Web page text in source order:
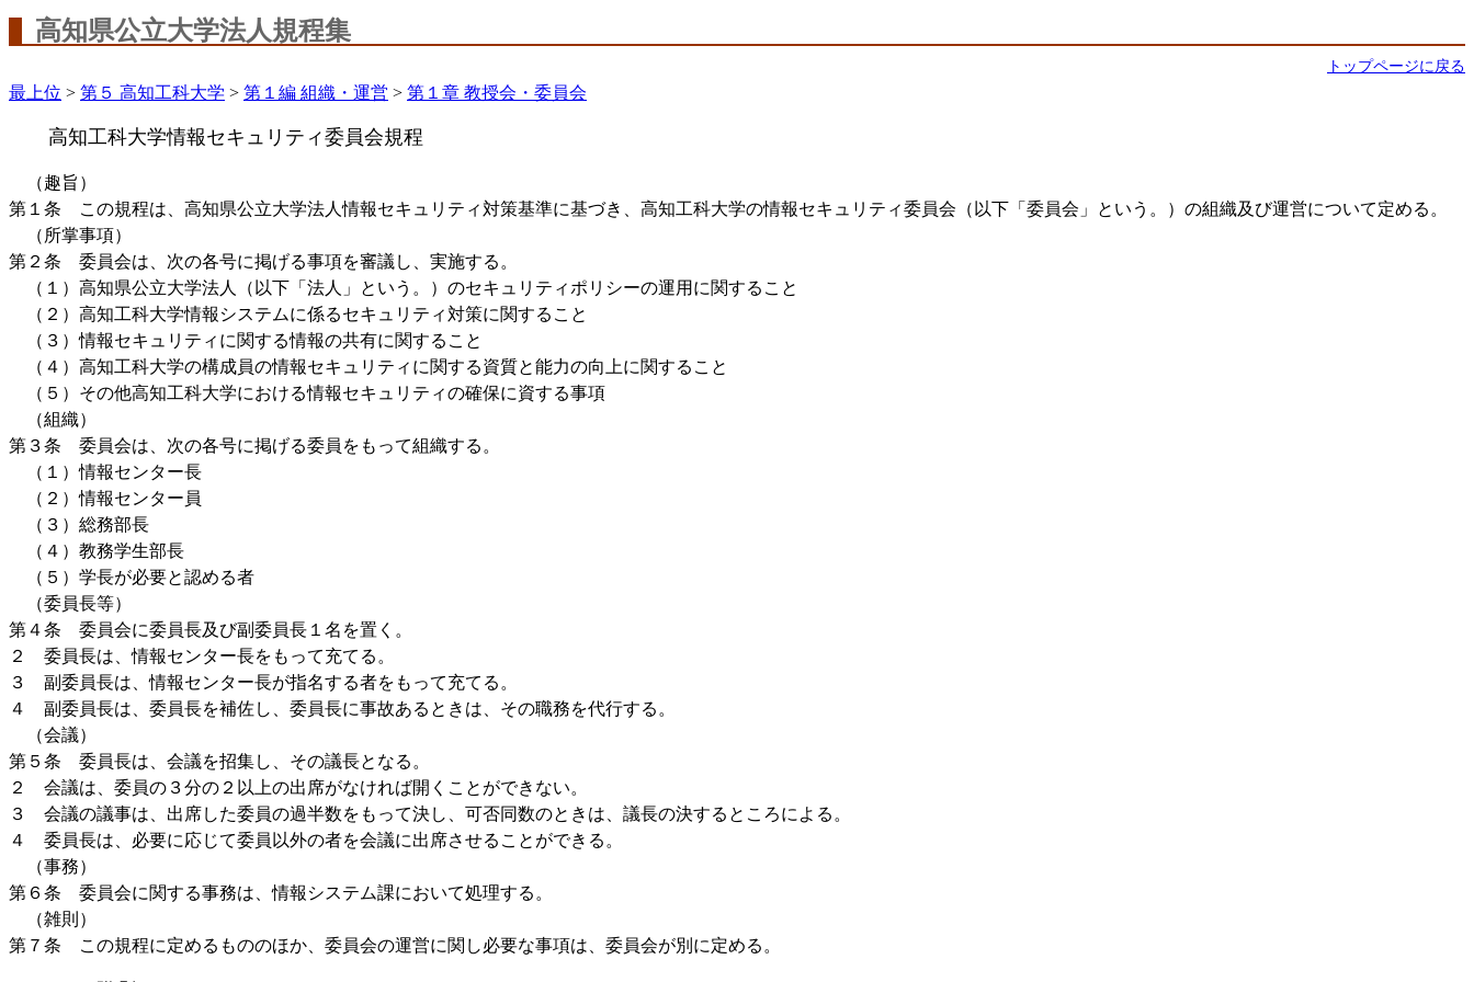
高知県公立大学法人規程集
トップページに戻る
最上位 > 第５ 高知工科大学 > 第１編 組織・運営 > 第１章 教授会・委員会
高知工科大学情報セキュリティ委員会規程
（趣旨）
第１条 この規程は、高知県公立大学法人情報セキュリティ対策基準に基づき、高知工科大学の情報セキュリティ委員会（以下「委員会」という。）の組織及び運営について定める。
（所掌事項）
第２条 委員会は、次の各号に掲げる事項を審議し、実施する。
（１）高知県公立大学法人（以下「法人」という。）のセキュリティポリシーの運用に関すること
（２）高知工科大学情報システムに係るセキュリティ対策に関すること
（３）情報セキュリティに関する情報の共有に関すること
（４）高知工科大学の構成員の情報セキュリティに関する資質と能力の向上に関すること
（５）その他高知工科大学における情報セキュリティの確保に資する事項
（組織）
第３条 委員会は、次の各号に掲げる委員をもって組織する。
（１）情報センター長
（２）情報センター員
（３）総務部長
（４）教務学生部長
（５）学長が必要と認める者
（委員長等）
第４条 委員会に委員長及び副委員長１名を置く。
２ 委員長は、情報センター長をもって充てる。
３ 副委員長は、情報センター長が指名する者をもって充てる。
４ 副委員長は、委員長を補佐し、委員長に事故あるときは、その職務を代行する。
（会議）
第５条 委員長は、会議を招集し、その議長となる。
２ 会議は、委員の３分の２以上の出席がなければ開くことができない。
３ 会議の議事は、出席した委員の過半数をもって決し、可否同数のときは、議長の決するところによる。
４ 委員長は、必要に応じて委員以外の者を会議に出席させることができる。
（事務）
第６条 委員会に関する事務は、情報システム課において処理する。
（雑則）
第７条 この規程に定めるもののほか、委員会の運営に関し必要な事項は、委員会が別に定める。